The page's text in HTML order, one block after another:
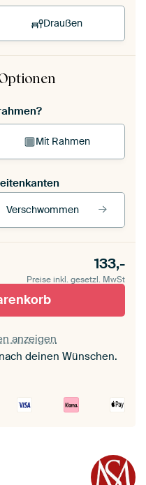
Draußen
Mit Rahmen
Verschwommen
Mit Schattenfugenrahmen,
weiß
133,-
Preise inkl. gesetzl. MwSt
anzeigen
deinen Wünschen.